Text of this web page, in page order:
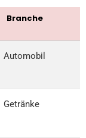
Branche
Automobil
Getränke